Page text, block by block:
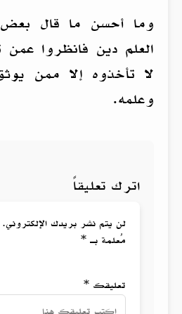
وما أحسن ما قال
العلم دين فانظروا
لا تأخذوه إلا ممن
وعلمه.
اترك تعليقاً
لن يتم نشر بريدك
مُعلمة بـ *
تعليقك *